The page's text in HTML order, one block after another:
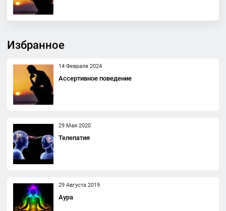
Избранное
14 Февраля 2024
Ассертивное поведение
29 Мая 2020
Телепатия
29 Августа 2019
Аура